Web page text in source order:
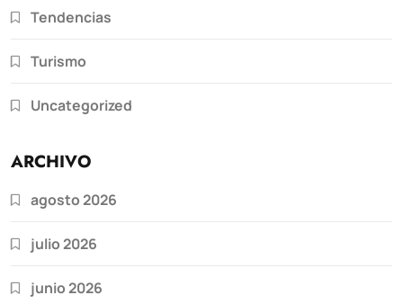
Tendencias
Turismo
Uncategorized
ARCHIVO
agosto 2026
julio 2026
junio 2026